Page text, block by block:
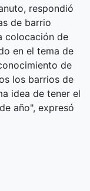
respondió
de barrio
colocación de
en el tema de
de
los barrios de
idea de tener el
año", expresó